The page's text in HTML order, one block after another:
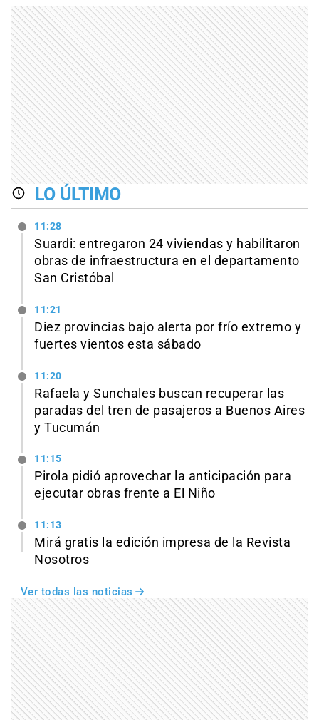
LO ÚLTIMO
11:28
Suardi: entregaron 24 viviendas y habilitaron
obras de infraestructura en el departamento
San Cristóbal
11:21
Diez provincias bajo alerta por frío extremo y
fuertes vientos esta sábado
11:20
Rafaela y Sunchales buscan recuperar las
paradas del tren de pasajeros a Buenos Aires
y Tucumán
11:15
Pirola pidió aprovechar la anticipación para
ejecutar obras frente a El Niño
11:13
Mirá gratis la edición impresa de la Revista
Nosotros
Ver todas las noticias